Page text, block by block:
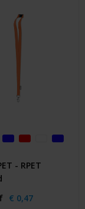
- RPET
€ 0,47